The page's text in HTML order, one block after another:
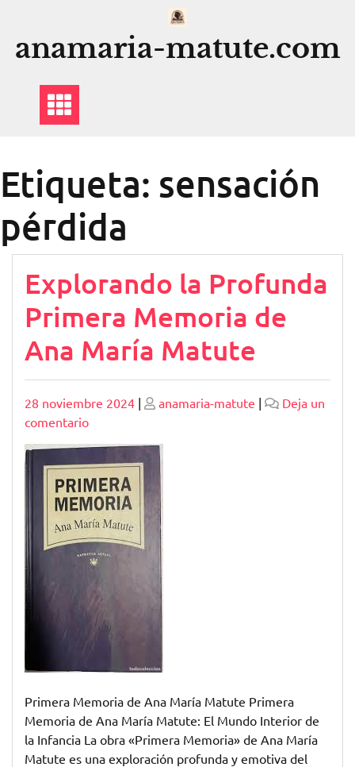
contenido
anamaria-matute.com
Etiqueta: sensación
pérdida
Explorando la Profunda
Primera Memoria de
Ana María Matute
Publicado
28 noviembre 2024 | Publicado
anamaria-matute |
Deja un
comentarioen
Explorando
Profunda
Primera
Memoria
de
Ana
Matute
Primera Memoria de Ana María Matute Primera
Memoria de Ana María Matute: El Mundo Interior de
la Infancia La obra «Primera Memoria» de Ana María
Matute es una exploración profunda y emotiva del